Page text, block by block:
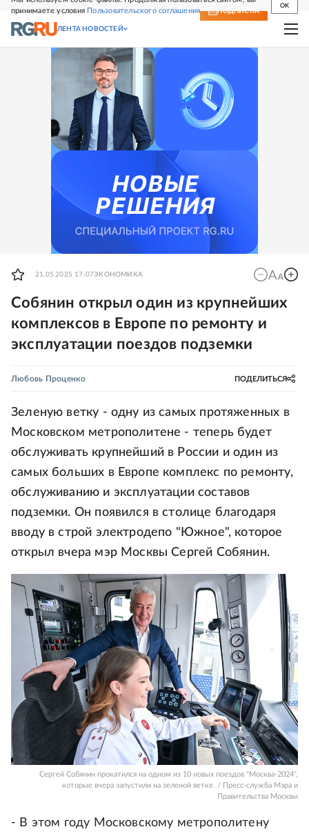
принимаете условия Пользовательского соглашения
OK
СВЕЖИЙ НОМЕР ПОДПИСКА
ЛЕНТА НОВОСТЕЙ
21.05.2025 17:07ЭКОНОМИКА
Собянин открыл один из крупнейших
комплексов в Европе по ремонту и
эксплуатации поездов подземки
Любовь Проценко ПОДЕЛИТЬСЯ
Зеленую ветку - одну из самых протяженных в
Московском метрополитене - теперь будет
обслуживать крупнейший в России и один из
самых больших в Европе комплекс по ремонту,
обслуживанию и эксплуатации составов
подземки. Он появился в столице благодаря
вводу в строй электродепо "Южное", которое
открыл вчера мэр Москвы Сергей Собянин.
Сергей Собянин прокатился на одном из 10 новых поездов "Москва-2024",
которые вчера запустили на зеленой ветке. / Пресс-служба Мэра и
Правительства Москвы
- В этом году Московскому метрополитену